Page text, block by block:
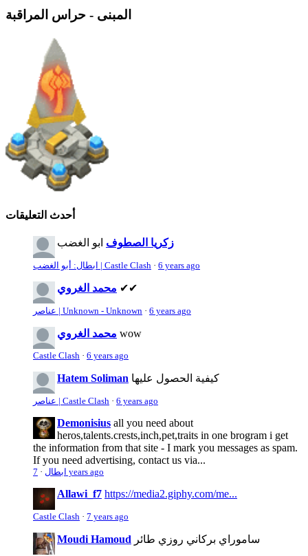
المبنى - حراس المراقبة
أحدث التعليقات
زكريا الصطوف ابو الغضب
ابطال: أبو الغضب | Castle Clash · 6 years ago
محمد الغروي ✔✔
عناصر | Unknown - Unknown · 6 years ago
محمد الغروي wow
Castle Clash · 6 years ago
Hatem Soliman كيفية الحصول عليها
عناصر | Castle Clash · 6 years ago
Demonisius all you need about
heros,talents.crests,inch,pet,traits in one brogram i get
the information from that site - I mark you messages as spam.
If you need advertising, contact us via...
ابطال · 7 years ago
Allawi_f7 https://media2.giphy.com/me...
Castle Clash · 7 years ago
Moudi Hamoud ساموراي بركاني روزي طائر